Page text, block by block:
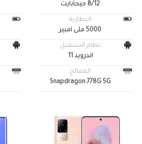
8/12 جيجابايت
البطارية
5000 ملى امبير
نظام التشغيل
اندرويد 11
المعالج
Snapdragon 778G 5G